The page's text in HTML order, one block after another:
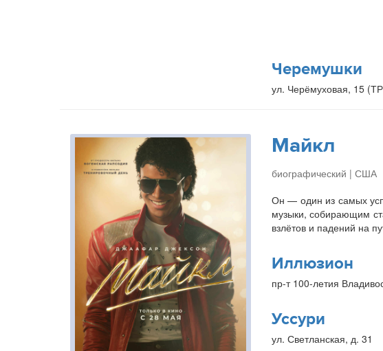
Черемушки
ул. Черёмуховая, 15
Майкл
биографический | США
Он — один из самых
музыки, собирающим
взлётов и падений на
Иллюзион
пр-т 100-летия
Уссури
ул. Светланская, д. 31